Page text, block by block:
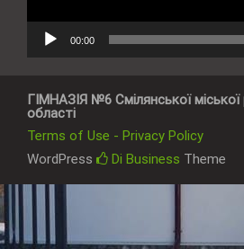
00:00
ГІМНАЗІЯ №6 Смілянської
області
Terms of Use - Privacy Policy
WordPress
Di Business Theme